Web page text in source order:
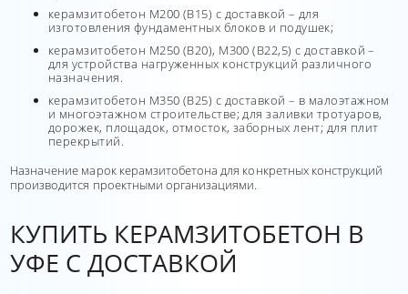
керамзитобетон М200 (В15) с доставкой – для
изготовления фундаментных блоков и подушек;
керамзитобетон М250 (В20), М300 (В22,5) с доставкой –
для устройства нагруженных конструкций различного
назначения.
керамзитобетон М350 (В25) с доставкой – в малоэтажном
и многоэтажном строительстве; для заливки тротуаров,
дорожек, площадок, отмосток, заборных лент; для плит
перекрытий.
Назначение марок керамзитобетона для конкретных конструкций
производится проектными организациями.
КУПИТЬ КЕРАМЗИТОБЕТОН В
УФЕ С ДОСТАВКОЙ